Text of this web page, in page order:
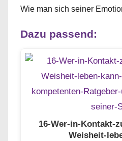
Wie man sich seiner
Dazu passend:
16-Wer-in-Kontakt-
Weisheit-